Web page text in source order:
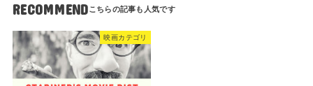
RECOMMEND
映画カテゴリ